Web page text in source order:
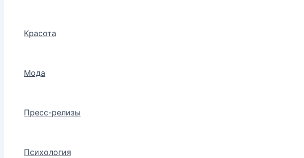
Красота
Мода
Пресс-релизы
Психология